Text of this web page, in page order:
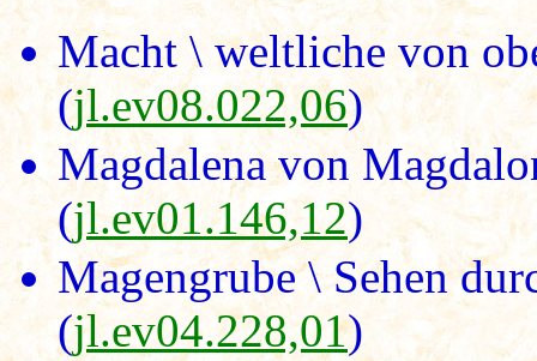
Macht \ weltliche von
(jl.ev08.022,06)
Magdalena von
(jl.ev01.146,12)
Magengrube \ Sehen
(jl.ev04.228,01)